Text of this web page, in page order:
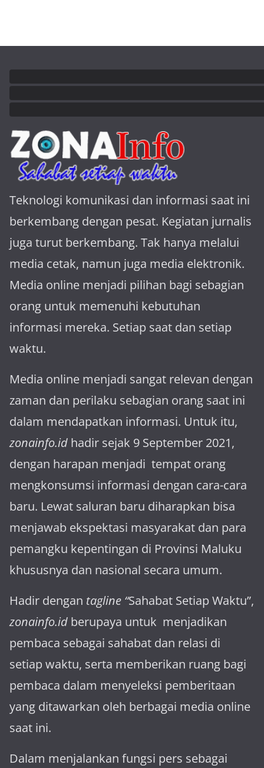
Teknologi komunikasi dan informasi saat ini
berkembang dengan pesat. Kegiatan jurnalis
juga turut berkembang. Tak hanya melalui
media cetak, namun juga media elektronik.
Media online menjadi pilihan bagi sebagian
orang untuk memenuhi kebutuhan
informasi mereka. Setiap saat dan setiap
waktu.
Media online menjadi sangat relevan dengan
za­man dan perilaku sebagian orang saat ini
dalam mendapatkan informasi. Untuk itu,
zonainfo.id hadir sejak 9 September 2021,
dengan harapan menjadi tem­pat orang
mengkonsumsi informasi dengan cara-cara
baru. Lewat sa­luran ba­ru diharapkan bisa
menja­wab ekspektasi masya­rakat dan para
pemangku kepen­tingan di Provinsi Maluku
khususnya dan nasional secara umum.
Hadir dengan tagline “Sahabat Setiap Waktu”,
zonainfo.id berupaya untuk menjadikan
pembaca sebagai sahabat dan relasi di
setiap waktu, serta memberikan ruang bagi
pembaca dalam menyeleksi pemberitaan
yang ditawarkan oleh berbagai media online
saat ini.
Dalam menjalankan fungsi pers sebagai